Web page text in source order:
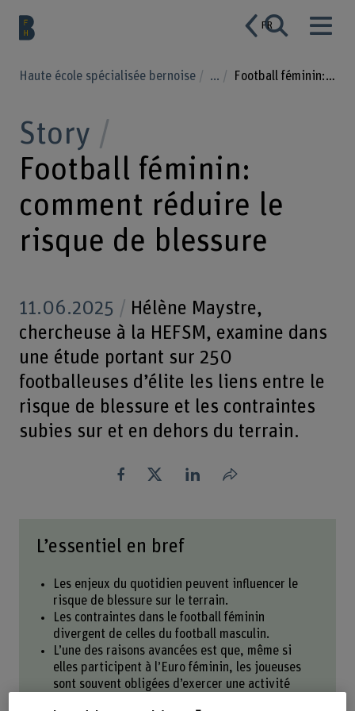
FR
Haute école spécialisée bernoise ... Football féminin: comment réduire le risque de blessure
Story
Football féminin:
comment réduire le
risque de blessure
11.06.2025
Hélène Maystre,
chercheuse à la HEFSM, examine dans
une étude portant sur 250
footballeuses d’élite les liens entre le
risque de blessure et les contraintes
subies sur et en dehors du terrain.
Partager
L’essentiel en bref
Les enjeux du quotidien peuvent influencer le
risque de blessure sur le terrain.
Les contraintes dans le football féminin
divergent de celles du football masculin.
L’une des raisons avancées est que, même si
elles participent à l’Euro féminin, les joueuses
sont souvent obligées d’exercer une activité